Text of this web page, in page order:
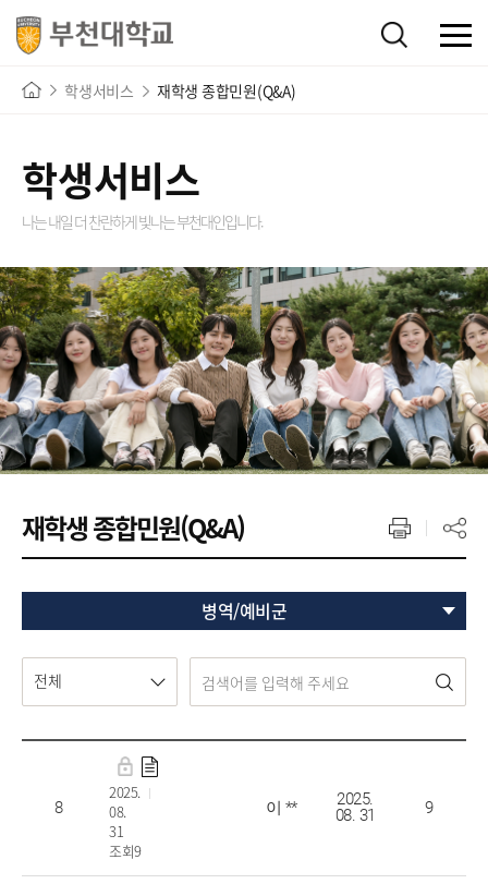
학생서비스 재학생 종합민원(Q&A)
학생서비스
나는 내일 더 찬란하게 빛나는부천대인입니다.
재학생 종합민원(Q&A)
병역/예비군
전체
8
군e러닝 관련 질문드립니다.
2025.
08.
31
조회9
이 **
2025.
08. 31
9